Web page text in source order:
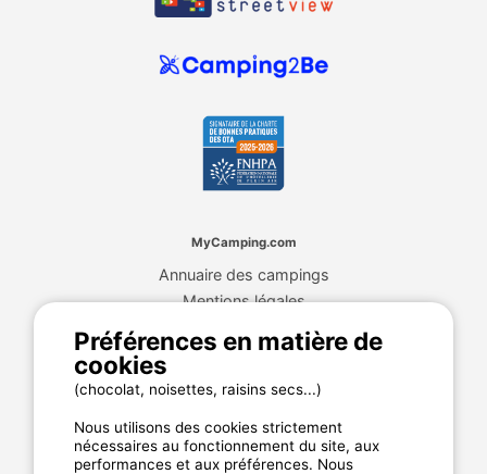
MyCamping.com
Annuaire des campings
Mentions légales
Plan de site
La garantie MyCamping.com
Préférences en matière de
cookies
(chocolat, noisettes, raisins secs...)
Nous utilisons des cookies strictement
nécessaires au fonctionnement du site, aux
performances et aux préférences. Nous